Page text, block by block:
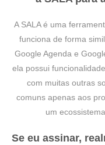
A SALA é uma
funciona de forma
Google Agenda e
ela possui
com muitas outras
comuns apenas aos
um
Se eu assinar,